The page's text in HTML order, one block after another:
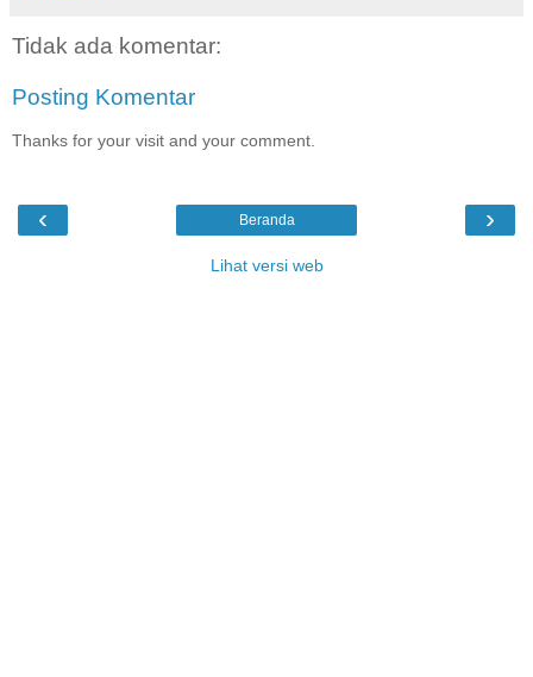
Tidak ada komentar:
Posting Komentar
Thanks for your visit and your comment.
‹ ›
Beranda
Lihat versi web